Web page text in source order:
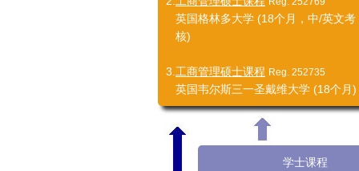
英国格林多大学 (18个月，中/英文考
核)
3. 工商管理硕士课程 Reg. 252735
英国韦尔斯三一圣戴维大学 (18个月)
学士课程